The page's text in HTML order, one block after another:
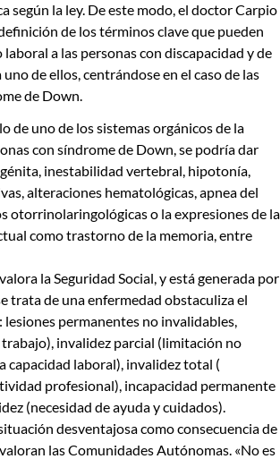
según la ley. De este modo, el doctor Carpio
de los términos clave que pueden
a las personas con discapacidad y de
de ellos, centrándose en el caso de las
de Down.
de uno de los sistemas orgánicos de la
con síndrome de Down, se podría dar
inestabilidad vertebral, hipotonía,
alteraciones hematológicas, apnea del
otorrinolaringológicas o la expresiones de la
como trastorno de la memoria, entre
la Seguridad Social, y está generada por
trata de una enfermedad obstaculiza el
lesiones permanentes no invalidables
invalidez parcial (limitación no
capacidad laboral), invalidez total (
profesional), incapacidad permanente
(necesidad de ayuda y cuidados).
desventajosa como consecuencia de
las Comunidades Autónomas. «No es